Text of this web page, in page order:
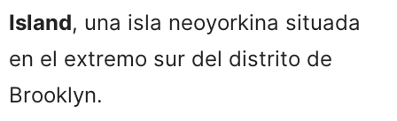
Island, una isla neoyorkina situada
en el extremo sur del distrito de
Brooklyn.